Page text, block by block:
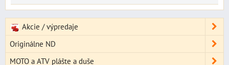
Akcie / výpredaje
Originálne ND
MOTO a ATV plášte a duše